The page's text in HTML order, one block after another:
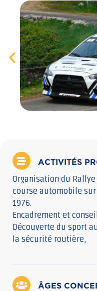
ACTIVITÉS
Organisation du
course automobile
1976.
Encadrement et
Découverte du sport
la sécurité routière,
ÂGES